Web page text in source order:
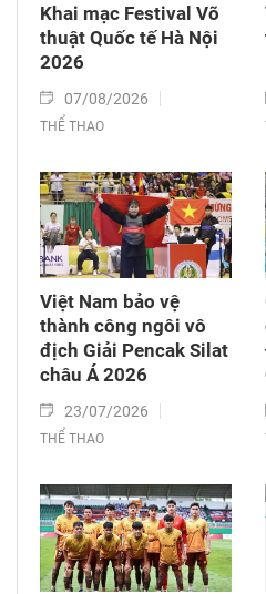
Khai mạc Festival Võ
thuật Quốc tế Hà Nội
2026
07/08/2026
THỂ THAO
Việt Nam bảo vệ
thành công ngôi vô
địch Giải Pencak Silat
châu Á 2026​
23/07/2026
THỂ THAO